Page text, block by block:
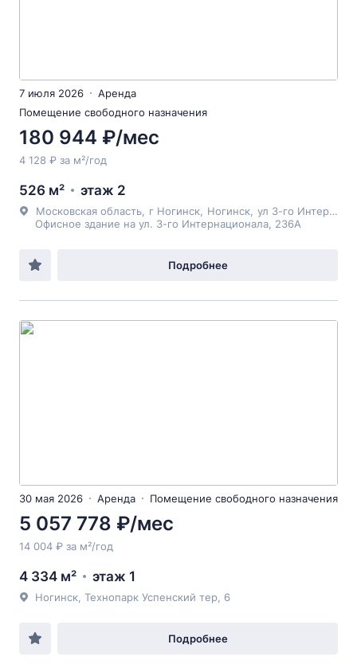
7 июля 2026
Аренда
Помещение свободного назначения
180 944 ₽/мес
4 128 ₽ за м²/год
526 м² этаж 2
Московская область г Ногинск Ногинск ул 3-го Интернационала
Офисное здание на ул. 3-го Интернационала, 236А
Подробнее
30 мая 2026 Аренда Помещение свободного назначения
5 057 778 ₽/мес
14 004 ₽ за м²/год
4 334 м² этаж 1
Ногинск, Технопарк Успенский тер, 6
Подробнее